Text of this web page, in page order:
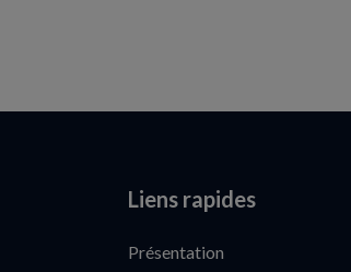
Liens rapides
Présentation